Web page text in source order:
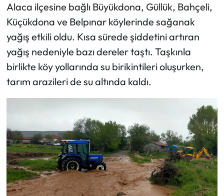
Alaca ilçesine bağlı Büyükdona, Güllük, Bahçeli,
Küçükdona ve Belpınar köylerinde sağanak
yağış etkili oldu. Kısa sürede şiddetini artıran
yağış nedeniyle bazı dereler taştı. Taşkınla
birlikte köy yollarında su birikintileri oluşurken,
tarım arazileri de su altında kaldı.
Mecitözü Haberleri
Oğuzlar Haberleri
Ortaköy Haberleri
Osmancık Haberleri
Resmi İlan
Resmi Reklam
Sağlık